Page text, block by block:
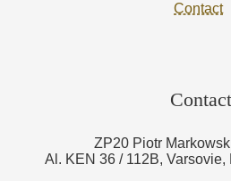
Contact
Contact
ZP20 Piotr
Al. KEN 36 / 112B, Varsovie,